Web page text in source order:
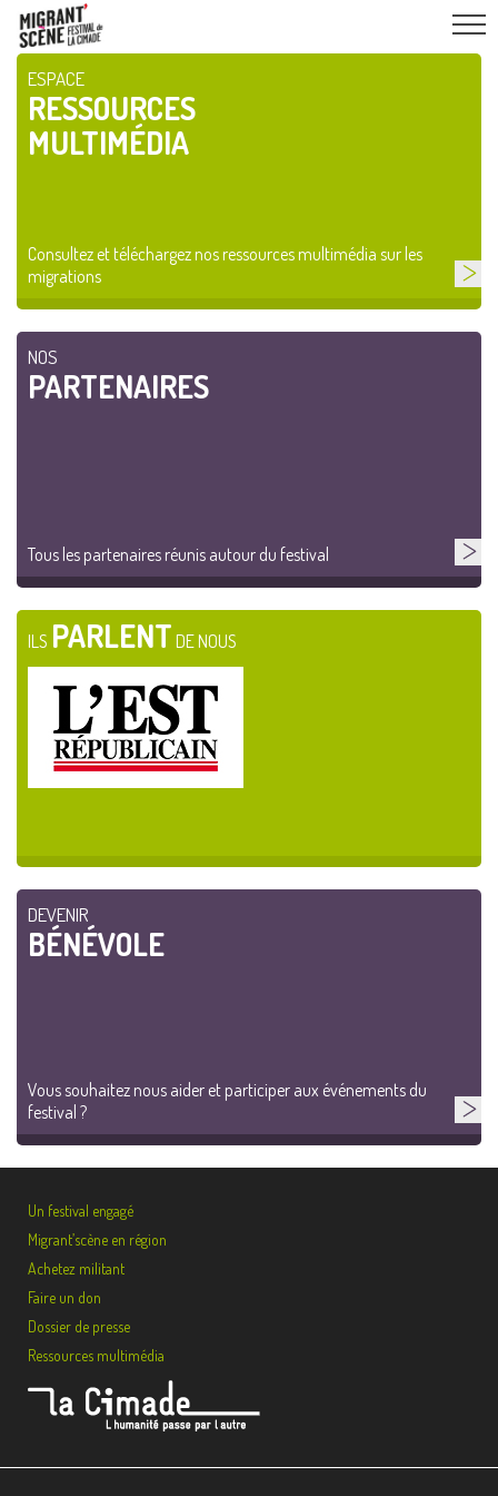
ESPACE
RESSOURCES
MULTIMÉDIA
Consultez et téléchargez nos ressources multimédia sur les
migrations
NOS
PARTENAIRES
Tous les partenaires réunis autour du festival
ILS PARLENT DE NOUS
DEVENIR
BÉNÉVOLE
Vous souhaitez nous aider et participer aux événements du
festival ?
Un festival engagé
Migrant’scène en région
Achetez militant
Faire un don
Dossier de presse
Ressources multimédia